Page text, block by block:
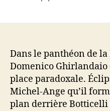
Dans le panthéon de
Domenico Ghirlandaio
place paradoxale.
Michel-Ange qu’il
plan derrière Botticelli